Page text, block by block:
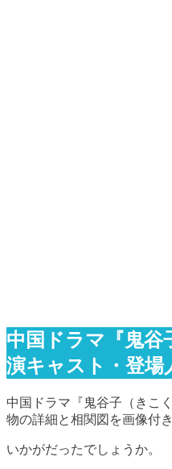
中国ドラマ『鬼谷
演キャスト・登場
中国ドラマ『鬼谷子（きこ
物の詳細と相関図を画像付
いかがだったでしょうか。